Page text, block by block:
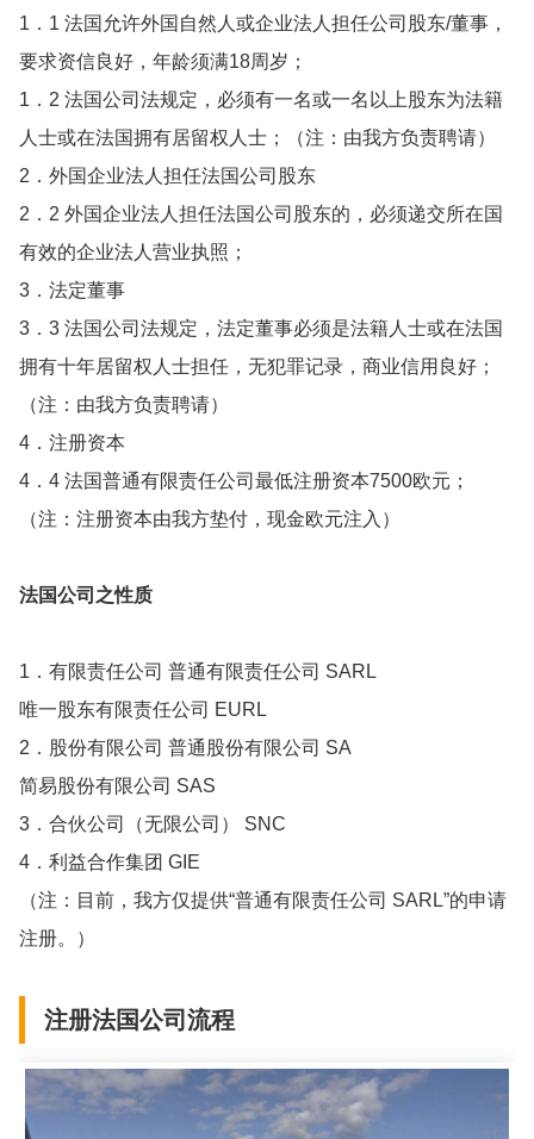
1．1 法国允许外国自然人或企业法人担任公司股东/董事，
要求资信良好，年龄须满18周岁；
1．2 法国公司法规定，必须有一名或一名以上股东为法籍
人士或在法国拥有居留权人士；（注：由我方负责聘请）
2．外国企业法人担任法国公司股东
2．2 外国企业法人担任法国公司股东的，必须递交所在国
有效的企业法人营业执照；
3．法定董事
3．3 法国公司法规定，法定董事必须是法籍人士或在法国
拥有十年居留权人士担任，无犯罪记录，商业信用良好；
（注：由我方负责聘请）
4．注册资本
4．4 法国普通有限责任公司最低注册资本7500欧元；
（注：注册资本由我方垫付，现金欧元注入）
法国公司之性质
1．有限责任公司 普通有限责任公司 SARL
唯一股东有限责任公司 EURL
2．股份有限公司 普通股份有限公司 SA
简易股份有限公司 SAS
3．合伙公司（无限公司） SNC
4．利益合作集团 GIE
（注：目前，我方仅提供“普通有限责任公司 SARL”的申请
注册。）
注册法国公司流程